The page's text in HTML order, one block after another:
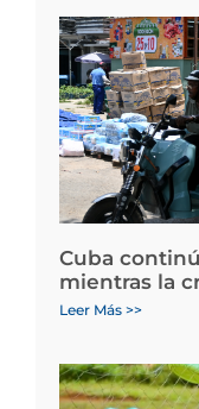
Cuba
mientras la
Leer Más >>